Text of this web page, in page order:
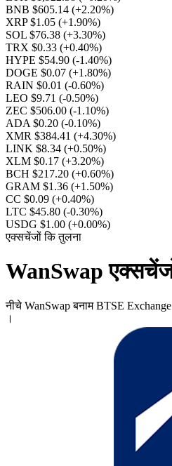
BNB $605.14 (+2.20%)
XRP $1.05 (+1.90%)
SOL $76.38 (+3.30%)
TRX $0.33 (+0.40%)
HYPE $54.90 (-1.40%)
DOGE $0.07 (+1.80%)
RAIN $0.01 (-0.60%)
LEO $9.71 (-0.50%)
ZEC $506.00 (-1.10%)
ADA $0.20 (-0.10%)
XMR $384.41 (+4.30%)
LINK $8.34 (+0.50%)
XLM $0.17 (+3.20%)
BCH $217.20 (+0.60%)
GRAM $1.36 (+1.50%)
CC $0.09 (+0.40%)
LTC $45.80 (-0.30%)
USDG $1.00 (+0.00%)
एक्सचेंजों कि तुलना
WanSwap
नीचे WanSwap बनाम BTSE
।